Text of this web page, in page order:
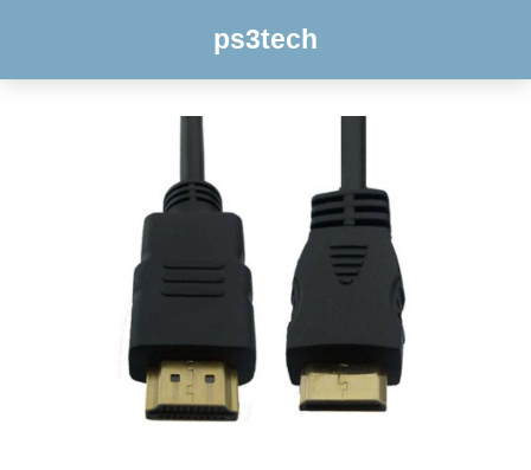
ps3tech